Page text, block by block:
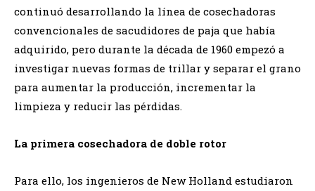
continuó desarrollando la línea de cosechadoras
convencionales de sacudidores de paja que había
adquirido, pero durante la década de 1960 empezó a
investigar nuevas formas de trillar y separar el grano
para aumentar la producción, incrementar la
limpieza y reducir las pérdidas.
La primera cosechadora de doble rotor
Para ello, los ingenieros de New Holland estudiaron